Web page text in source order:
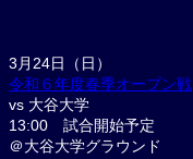
3月24日（日）
令和６年度春季オープン戦
vs 大谷大学
13:00 試合開始予定
＠大谷大学グラウンド